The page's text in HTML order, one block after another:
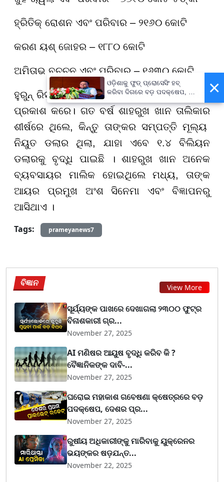
ହ୍ରିତିକ୍ ରୋଶନ ଏବଂ ପରିବାର – ୨୧୬୦ କୋଟି
କରଣ ୟଶ୍ ଜୋହର – ୧୮୮୦ କୋଟି
ଅମିତାଭ ବଚ୍ଚନ ଏବଂ ପରିବାର – ୧୬୩୦ କୋଟି
ହୁରୁନ୍ ରିସର୍ଚ୍ଚ ଇନଷ୍ଟିଚ୍ୟୁଟ୍ ପ୍ରତିବର୍ଷ ଧନୀ ତାଲିକା
ପ୍ରକାଶ କରେ। ଗତ ବର୍ଷ ଶାହରୁଖ ଖାନ ତାଲିକାର
ଶୀର୍ଷରେ ଥିଲେ,କିନ୍ତୁ ତାଙ୍କର ସମ୍ପତ୍ତି ମୂଲ୍ୟ
ନିୟୁତ ଡଲାର ଥିଲା, ଯାହା ଏବେ ୧.୪ ବିଲିୟନ
ଡଲାରକୁ ବୃଦ୍ଧି ପାଇଛି । ଶାହରୁଖ ଖାନ ଅନେକ
ବ୍ୟବସାୟର ମାଲିକ ହୋଇଥିଲେ ମଧ୍ୟ, ତାଙ୍କ
ଆୟର ପ୍ରମୁଖ ଅଂଶ ସିନେମା ଏବଂ ବିଜ୍ଞାପନରୁ
ଆସିଥାଏ ।
Tags:
prameyanews7
ବିଜ୍ଞାନ View More
ସୂର୍ଯ୍ୟଙ୍କ ପାଖରେ ଦେଖାଗଲା ୨୩୦୦ ଫୁଟ୍‌ର
ବିନାଶକାରୀ ଗ୍ର...
November 27, 2025
AI ମଣିଷର ଆୟୁଷ ବୃଦ୍ଧି କରିବ କି ?
ବୈଜ୍ଞାନିକଙ୍କ ଦାବି-...
November 27, 2025
ଘରୋଇ ମହାକାଶ ଗବେଷଣା କ୍ଷେତ୍ରରେ ବଡ଼
ପଦକ୍ଷେପ, ଦେଶର ପ୍ର...
November 27, 2025
ରୁଷୀୟ ଅଧିକାରୀଙ୍କୁ ମାରିବାକୁ ୟୁକ୍ରେନର
ଭୟଙ୍କର ଷଡ଼ଯନ୍ତ...
November 22, 2025
×
ଓଡ଼ିଶାକୁ ଫୁଡ୍ ପ୍ରୋସେସିଂ ହବ୍
କରିବା ଦିଗରେ ବଡ଼ ପଦକ୍ଷେପ, ୪୨
ହଜାରରୁ ଅଧିକ ନିଯୁକ୍ତି ସୁଯୋଗ